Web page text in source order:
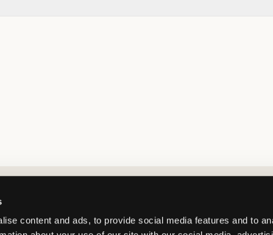
content and ads, to provide social media features and to